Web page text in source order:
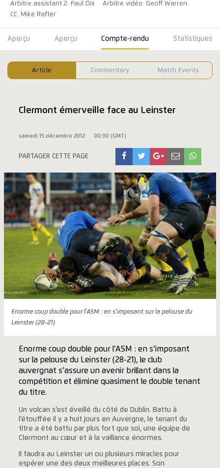
Arbitre assistant 2: Paul Dix
Arbitre vidéo: Geoff Warren
CC: Mike Rafter
Aperçu Aperçu Compte-rendu Statistiques
Article Commentary Match Events
Clermont émerveille face au Leinster
samedi 15 décembre 2012 00:00 (GMT)
PARTAGER CETTE PAGE
Enorme coup double pour l'ASM : en s'imposant sur la pelouse du
Leinster (28-21)
Enorme coup double pour l’ASM : en s’imposant
sur la pelouse du Leinster (28-21), le club
auvergnat s’assure un avenir brillant dans la
compétition et élimine quasiment le double tenant
du titre.
Un volcan s’est éveillé du côté de Dublin. Battu à
l’étouffée il y a huit jours en Auvergne, le tenant du
titre a été battu par plus fort que soi, une équipe de
Clermont au cœur et à la vaillance énormes.
Il faudra au Leinster un ou plusieurs miracles pour
espérer une des deux meilleures places. Son